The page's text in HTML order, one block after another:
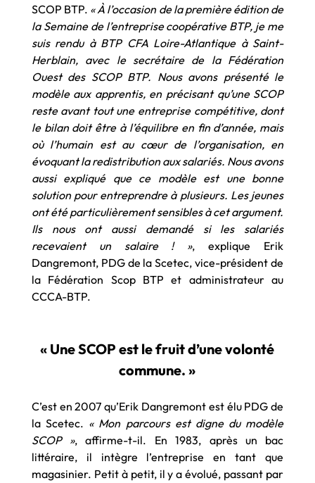
SCOP BTP. « À l’occasion de la première édition de
la Semaine de l’entreprise coopérative BTP, je me
suis rendu à BTP CFA Loire-Atlantique à Saint-
Herblain, avec le secrétaire de la Fédération
Ouest des SCOP BTP. Nous avons présenté le
modèle aux apprentis, en précisant qu’une SCOP
reste avant tout une entreprise compétitive, dont
le bilan doit être à l’équilibre en fin d’année, mais
où l’humain est au cœur de l’organisation, en
évoquant la redistribution aux salariés. Nous avons
aussi expliqué que ce modèle est une bonne
solution pour entreprendre à plusieurs. Les jeunes
ont été particulièrement sensibles à cet argument.
Ils nous ont aussi demandé si les salariés
recevaient un salaire ! », explique Erik
Dangremont, PDG de la Scetec, vice-président de
la Fédération Scop BTP et administrateur au
CCCA-BTP.
« Une SCOP est le fruit d’une volonté
commune. »
C’est en 2007 qu’Erik Dangremont est élu PDG de
la Scetec. « Mon parcours est digne du modèle
SCOP », affirme-t-il. En 1983, après un bac
littéraire, il intègre l’entreprise en tant que
magasinier. Petit à petit, il y a évolué, passant par